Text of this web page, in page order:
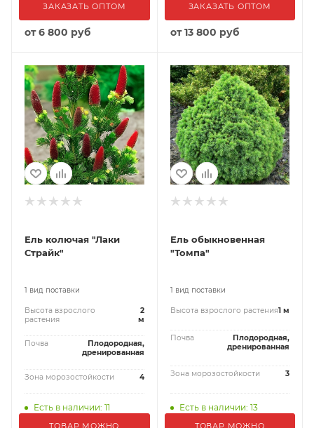
ЗАКАЗАТЬ ОПТОМ
от6 800 руб
ЗАКАЗАТЬ ОПТОМ
от13 800 руб
Ель колючая "Лаки
Страйк"
1 вид поставки
Высота взрослого
растения
2
м
Почва
Плодородная,
дренированная
Зона морозостойкости 4
Есть в наличии: 11
ТОВАР МОЖНО
Ель обыкновенная
"Томпа"
1 вид поставки
Высота взрослого растения1 м
Почва
Плодородная,
дренированная
Зона морозостойкости 3
Есть в наличии: 13
ТОВАР МОЖНО